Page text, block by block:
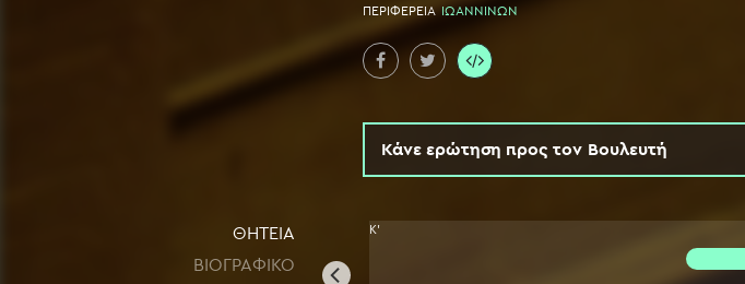
ΠΕΡΙΦΕΡΕΙΑ
ΙΩΑΝΝΙΝΩΝ
Κάνε ερώτηση προς τον Βουλευτή
ΘΗΤΕΙΑ
ΒΙΟΓΡΑΦΙΚΟ
Κ'